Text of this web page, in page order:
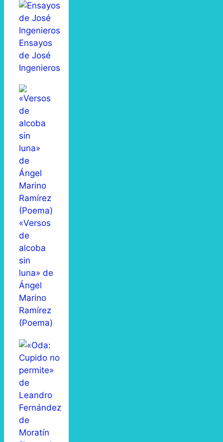
Ensayos
de José
Ingenieros
«Versos
de
alcoba
sin
luna» de
Ángel
Marino
Ramírez
(Poema)